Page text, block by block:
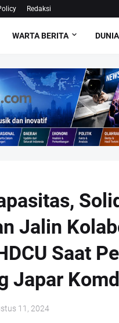
Redaksi
WARTA BERITA
Jalin
Saat
Japar
11, 2024